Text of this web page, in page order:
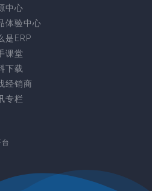
中心
体验中心
是ERP
课堂
下载
经销商
专栏